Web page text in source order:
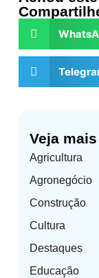
Veja
Agricultura
Agronegócio
Construção
Cultura
Destaques
Educação